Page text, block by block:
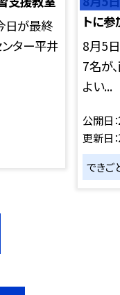
日が最終
ンター平井
トに参
8月5日
7名が
よい...
公開日
更新日
できご